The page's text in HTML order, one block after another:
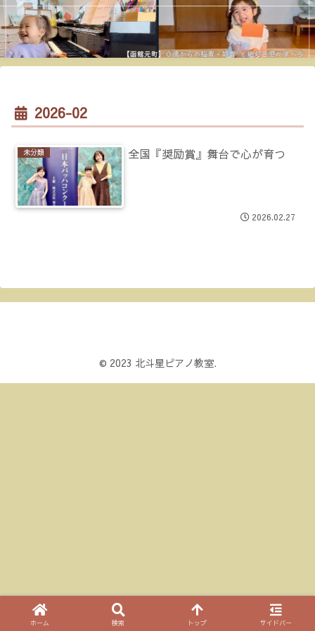
2026-02
未分類 全国『奨励賞』舞台で心が育つ
2026.02.27
© 2023 北斗星ピアノ教室.
ホーム 検索 トップ サイドバー